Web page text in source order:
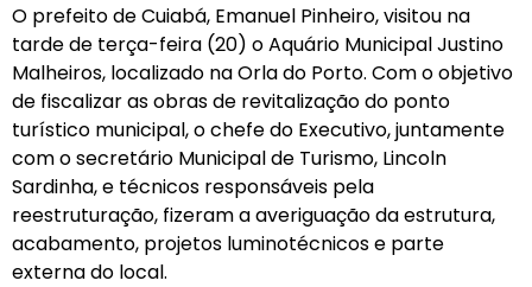
O prefeito de Cuiabá, Emanuel Pinheiro, visitou na
tarde de terça-feira (20) o Aquário Municipal Justino
Malheiros, localizado na Orla do Porto. Com o objetivo
de fiscalizar as obras de revitalização do ponto
turístico municipal, o chefe do Executivo, juntamente
com o secretário Municipal de Turismo, Lincoln
Sardinha, e técnicos responsáveis pela
reestruturação, fizeram a averiguação da estrutura,
acabamento, projetos luminotécnicos e parte
externa do local.